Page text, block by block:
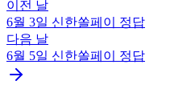
이전 날
6월 3일 신한쏠페이
정답
다음 날
6월 5일 신한쏠페이 정답